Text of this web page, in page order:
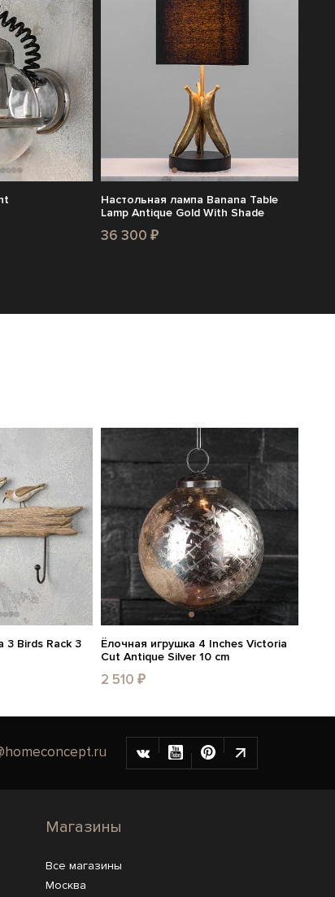
Настольная лампа Banana Table
Lamp Antique Gold With Shade
36 300 ₽
3 Birds Rack 3
Ёлочная игрушка 4 Inches Victoria
Cut Antique Silver 10 cm
2 510 ₽
Магазины
Все магазины
Москва